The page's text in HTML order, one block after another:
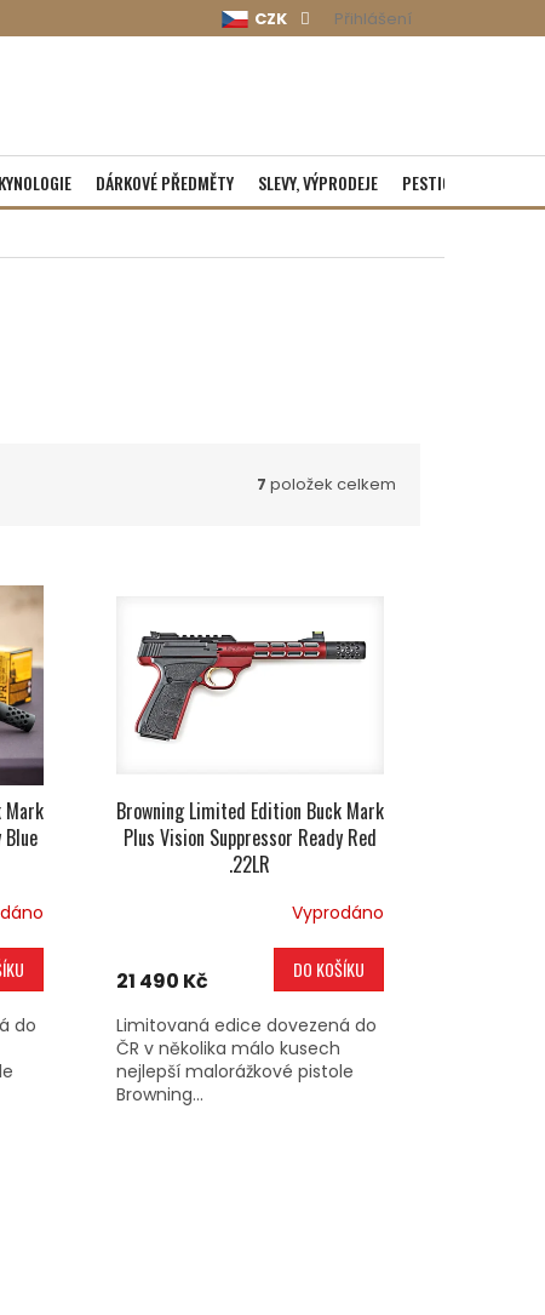
CZK Přihlášení
KYNOLOGIE DÁRKOVÉ PŘEDMĚTY SLEVY, VÝPRODEJE PESTICIDY
7 položek celkem
Mark
do
Browning Limited Edition Buck Mark
Plus Vision Suppressor Ready Red
.22LR
Vyprodáno
21 490 Kč DO KOŠÍKU
Limitovaná edice dovezená do
ČR v několika málo kusech
nejlepší malorážkové pistole
Browning...